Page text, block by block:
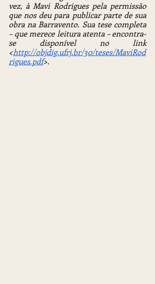
vez, à Mavi Rodrigues pela permissão
que nos deu para publicar parte de sua
obra na Barravento. Sua tese completa
– que merece leitura atenta – encontra-
se disponível no link
<http://objdig.ufrj.br/30/teses/MaviRod
rigues.pdf>.